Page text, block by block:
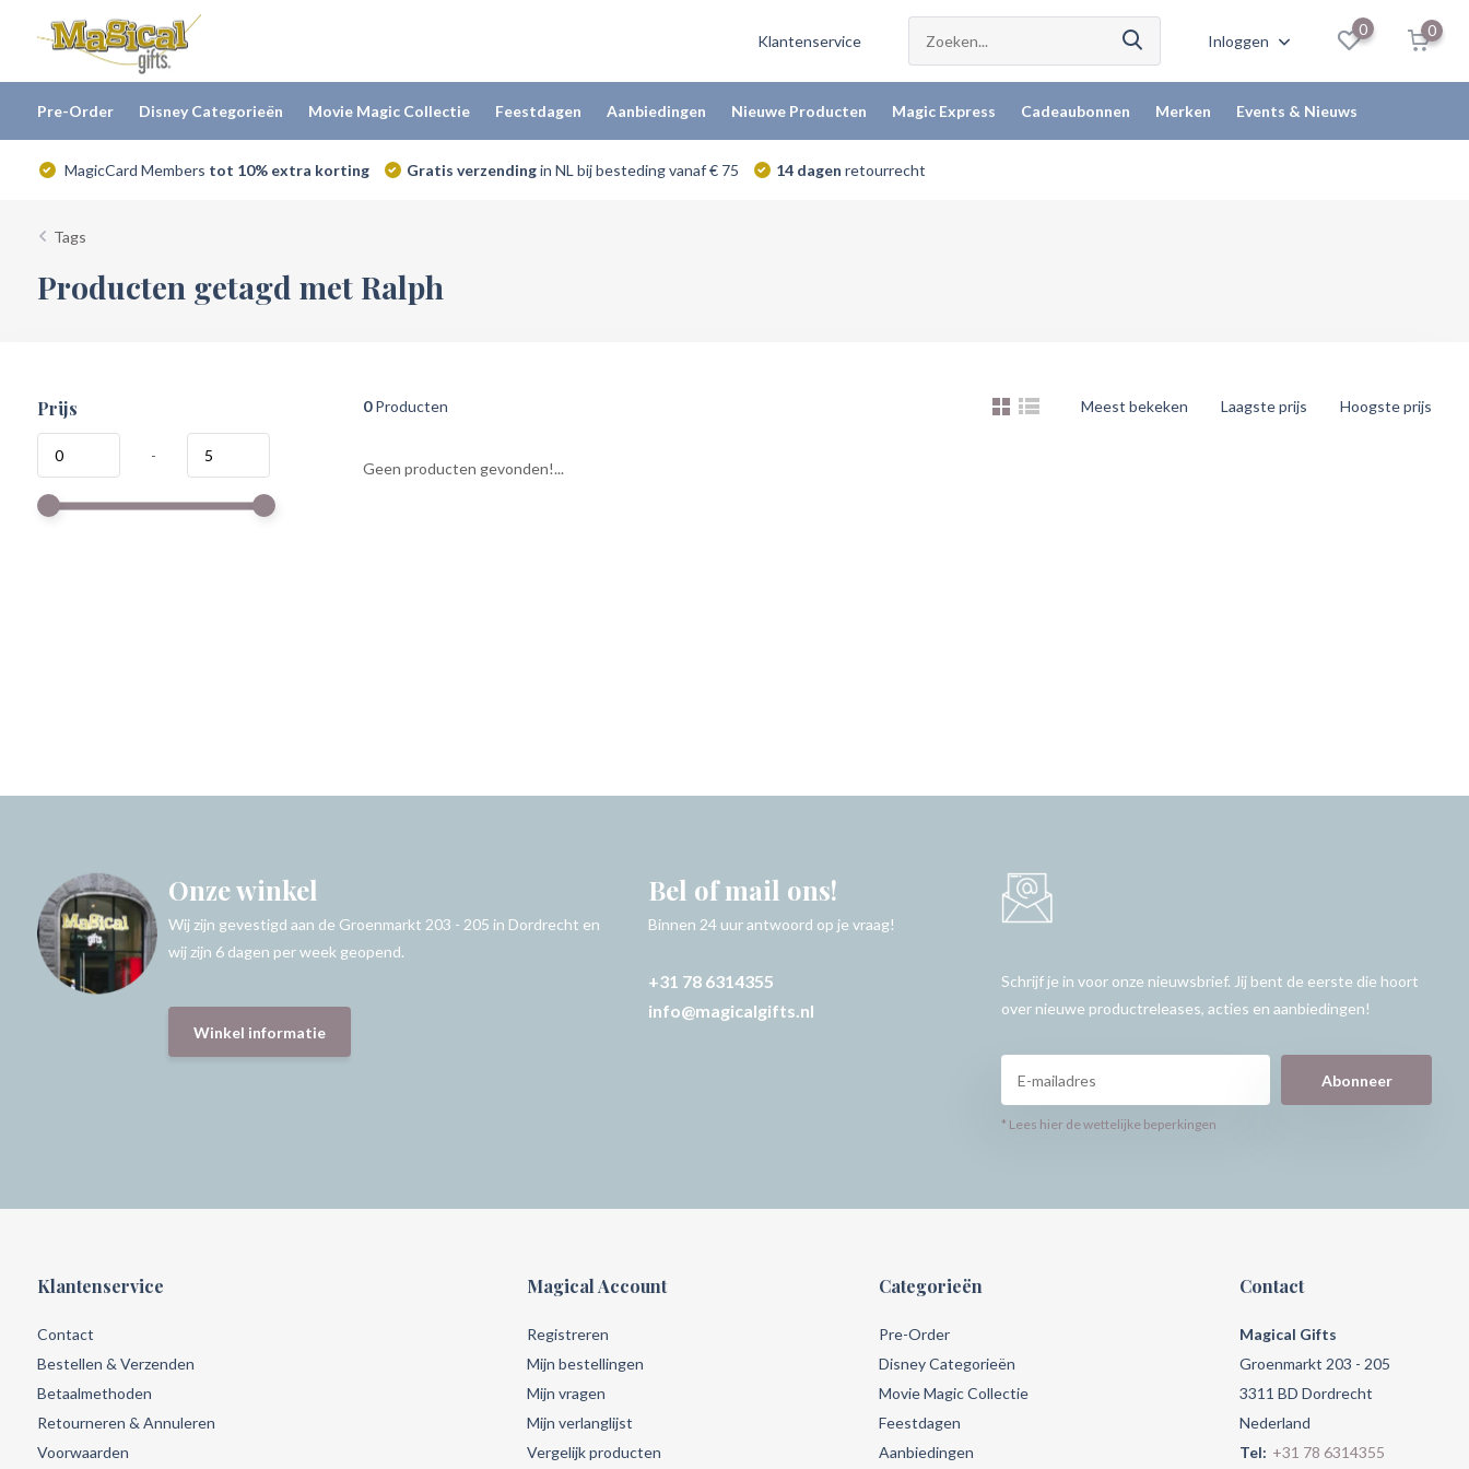
Klantenservice Inloggen
0 0
Pre-Order Disney Categorieën Movie Magic Collectie Feestdagen Aanbiedingen Nieuwe Producten Magic Express Cadeaubonnen Merken Events & Nieuws
MagicCard Members tot 10% extra korting Gratis verzendingin NL bij besteding vanaf € 75 14 dagen retourrecht
Tags
Producten getagd met Ralph
Prijs
-
0Producten Meest bekeken Laagste prijs Hoogste prijs
Geen producten gevonden!...
Onze winkel
Wij zijn gevestigd aan de Groenmarkt 203 - 205 in Dordrecht en
wij zijn 6 dagen per week geopend.
Winkel informatie
Bel of mail ons!
Binnen 24 uur antwoord op je vraag!
+31 78 6314355
info@magicalgifts.nl
Schrijf je in voor onze nieuwsbrief. Jij bent de eerste die hoort
over nieuwe productreleases, acties en aanbiedingen!
Abonneer
* Lees hier de wettelijke beperkingen
Klantenservice
Contact
Bestellen & Verzenden
Betaalmethoden
Retourneren & Annuleren
Voorwaarden
Magical Account
Registreren
Mijn bestellingen
Mijn vragen
Mijn verlanglijst
Vergelijk producten
Categorieën
Pre-Order
Disney Categorieën
Movie Magic Collectie
Feestdagen
Aanbiedingen
Contact
Magical Gifts
Groenmarkt 203 - 205
3311 BD Dordrecht
Nederland
Tel: +31 78 6314355